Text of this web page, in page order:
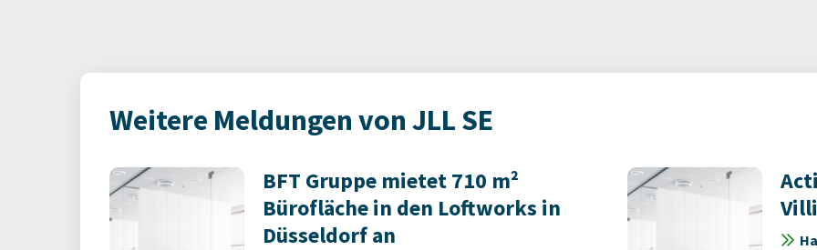
Weitere Meldungen von JLL SE
BFT Gruppe mietet 710 m²
Bürofläche in den Loftworks in
Düsseldorf an